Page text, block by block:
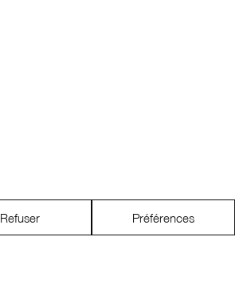
Refuser Préférences